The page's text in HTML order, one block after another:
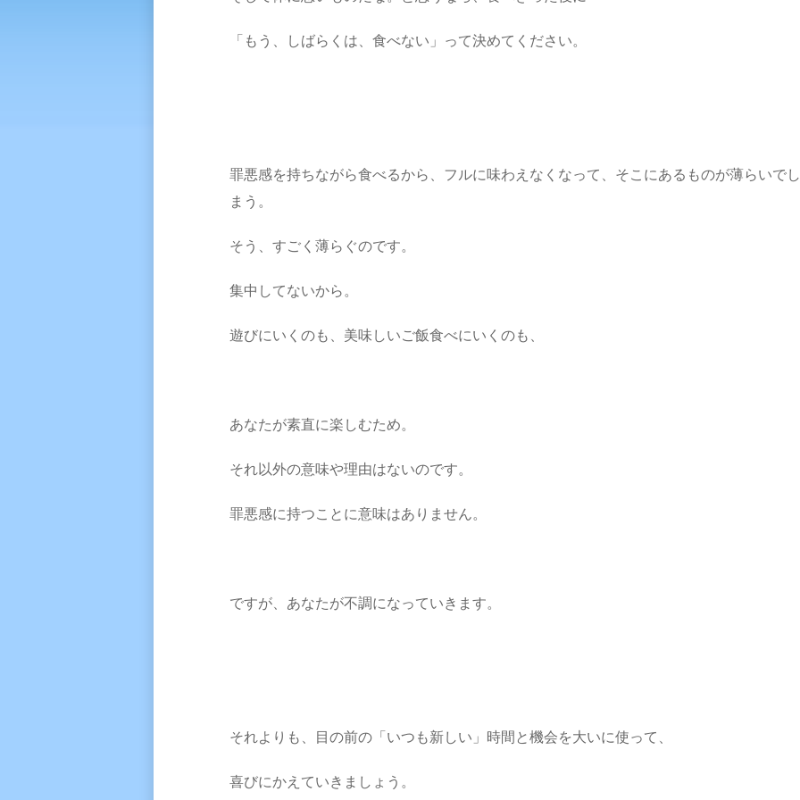
「もう、しばらくは、食べない」って決めてください。
罪悪感を持ちながら食べるから、フルに味わえなくなって、そこにあるものが薄らいでし
まう。
そう、すごく薄らぐのです。
集中してないから。
遊びにいくのも、美味しいご飯食べにいくのも、
あなたが素直に楽しむため。
それ以外の意味や理由はないのです。
罪悪感に持つことに意味はありません。
ですが、あなたが不調になっていきます。
それよりも、目の前の「いつも新しい」時間と機会を大いに使って、
喜びにかえていきましょう。